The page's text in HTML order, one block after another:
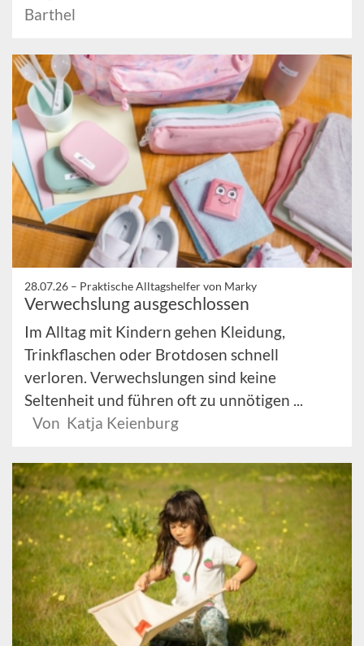
Barthel
28.07.26 – Praktische Alltagshelfer von Marky
Verwechslung ausgeschlossen
Im Alltag mit Kindern gehen Kleidung,
Trinkflaschen oder Brotdosen schnell
verloren. Verwechslungen sind keine
Seltenheit und führen oft zu unnötigen ...
Von Katja Keienburg